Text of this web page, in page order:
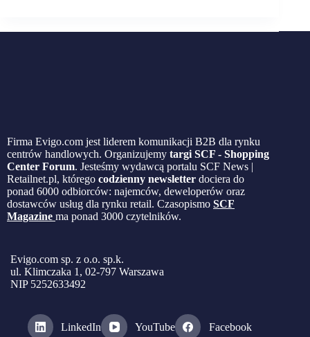
Firma Evigo.com jest liderem komunikacji B2B dla rynku
centrów handlowych. Organizujemy targi SCF - Shopping
Center Forum. Jesteśmy wydawcą portalu SCF News |
Retailnet.pl, którego codzienny newsletter dociera do
ponad 6000 odbiorców: najemców, deweloperów oraz
dostawców usług dla rynku retail. Czasopismo SCF
Magazine ma ponad 3000 czytelników.
Evigo.com sp. z o.o. sp.k.
ul. Klimczaka 1, 02-797 Warszawa
NIP 5252633492
LinkedIn YouTube Facebook